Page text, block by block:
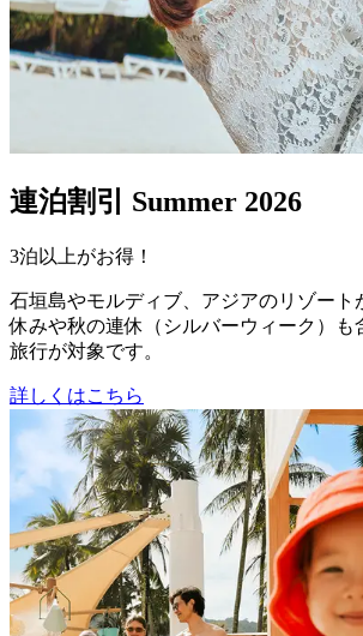
連泊割引 Summer 2026
3泊以上がお得！
石垣島やモルディブ、アジアのリゾート
休みや秋の連休（シルバーウィーク）も
旅行が対象です。
詳しくはこちら